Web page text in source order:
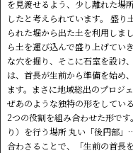
を見渡せるよう、少し離れた場
したと考えられています。 盛
られた堀から出た土を利用しま
ら土を運び込んで盛り上げてい
な穴を掘り、そこに石室を設け
は、首長が生前から準備を始め
ます。まさに地域総出のプロジ
ぜあのような独特の形をしてい
2つの役割を組み合わせた形で
り）を行う場所 丸い「後円部
合わさることで、「生前の首長